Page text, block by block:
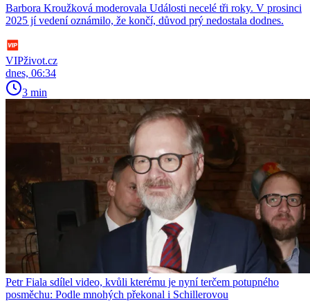
Barbora Kroužková moderovala Události necelé tři roky. V prosinci
2025 jí vedení oznámilo, že končí, důvod prý nedostala dodnes.
VIPživot.cz
dnes, 06:34
3 min
Petr Fiala sdílel video, kvůli kterému je nyní terčem potupného
posměchu: Podle mnohých překonal i Schillerovou